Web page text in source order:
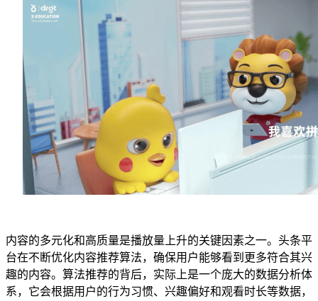
内容的多元化和高质量是播放量上升的关键因素之一。头条平
台在不断优化内容推荐算法，确保用户能够看到更多符合其兴
趣的内容。算法推荐的背后，实际上是一个庞大的数据分析体
系，它会根据用户的行为习惯、兴趣偏好和观看时长等数据，